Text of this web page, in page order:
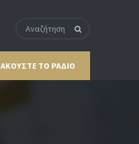
ΑΚΟΥΣΤΕ ΤΟ ΡΑΔΙΟ